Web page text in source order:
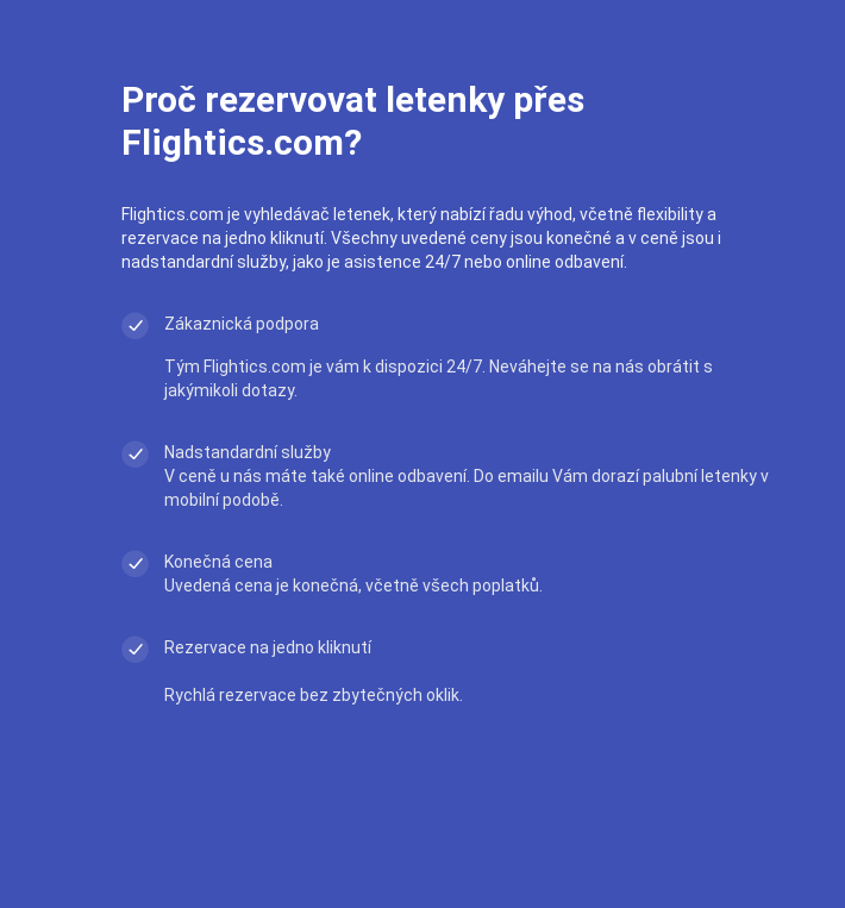
Proč rezervovat letenky přes
Flightics.com?
Flightics.com je vyhledávač letenek, který nabízí řadu výhod, včetně flexibility a
rezervace na jedno kliknutí. Všechny uvedené ceny jsou konečné a v ceně jsou i
nadstandardní služby, jako je asistence 24/7 nebo online odbavení.
Zákaznická podpora
Tým Flightics.com je vám k dispozici 24/7. Neváhejte se na nás obrátit s
jakýmikoli dotazy.
Nadstandardní služby
V ceně u nás máte také online odbavení. Do emailu Vám dorazí palubní letenky v
mobilní podobě.
Konečná cena
Uvedená cena je konečná, včetně všech poplatků.
Rezervace na jedno kliknutí
Rychlá rezervace bez zbytečných oklik.